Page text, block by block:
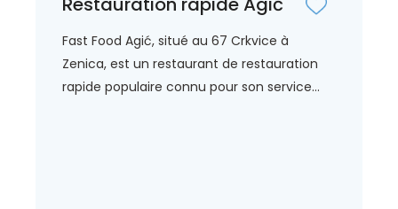
Fast Food Agić, situé au 67 Crkvice à
Zenica, est un restaurant de restauration
rapide populaire connu pour son service...